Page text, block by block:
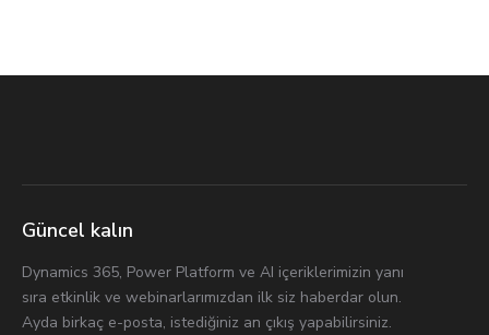
Güncel kalın
Dynamics 365, Power Platform ve AI içeriklerimizin yanı
sıra etkinlik ve webinarlarımızdan ilk siz haberdar olun.
Ayda birkaç e-posta, istediğiniz an çıkış yapabilirsiniz.